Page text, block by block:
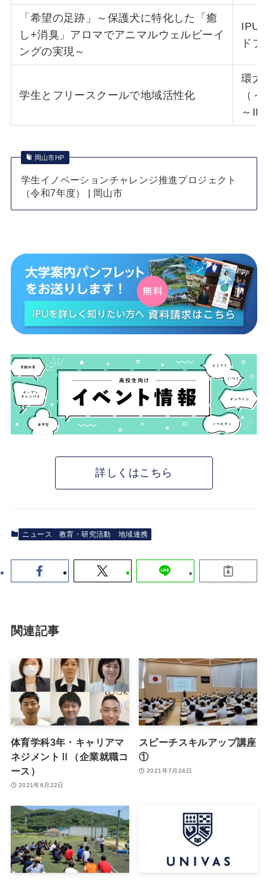
「希望の足跡」～保護犬に特化した「癒
し+消臭」アロマでアニマルウェルビーイ
ングの実現～
IPU
ド
学生とフリースクールで地域活性化
環太
（
～
岡山市HP
学生イノベーションチャレンジ推進プロジェクト
（令和7年度） | 岡山市
詳しくはこちら
ニュース 教育・研究活動 地域連携
関連記事
体育学科3年・キャリアマ
ネジメントⅡ（企業就職コ
ース）
2021年6月22日
スピーチスキルアップ講座
①
2021年7月24日